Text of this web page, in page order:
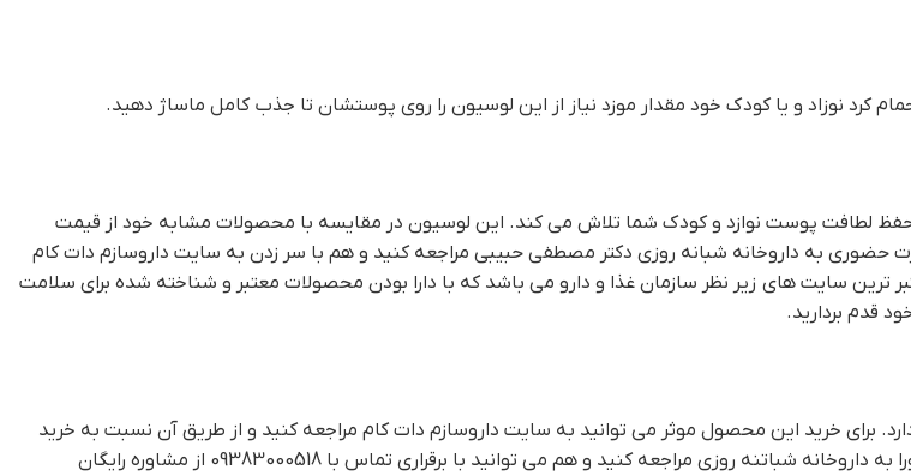
کرد نوزاد و یا کودک خود مقدار موزد نیاز از این لوسیون را روی پوستشان تا جذب کامل ماساژ دهید.
حفظ لطافت پوست نوازد و کودک شما تلاش می کند. این لوسیون در مقایسه با محصولات مشابه خود از قیمت
به داروخانه شبانه روزی دکتر مصطفی حبیبی مراجعه کنید و هم با سر زدن به سایت داروسازم دات کام
ترین سایت های زیر نظر سازمان غذا و دارو می باشد که با دارا بودن محصولات معتبر و شناخته شده برای سلامت
قدم بردارید.
برای خرید این محصول موثر می توانید به سایت داروسازم دات کام مراجعه کنید و از طریق آن نسبت به خرید
این محصول اقدام کنید. در صورت نیازمندی به توضیحات کامل تر نیز می توانید هم حضورا به داروخانه شباتنه روزی مراجعه کنید و هم می توانید با برقراری تماس با 09383000518 از مشاوره رایگان